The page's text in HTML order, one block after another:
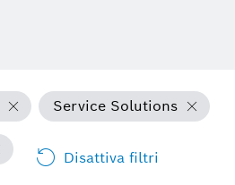
Service Solutions
Disattiva filtri